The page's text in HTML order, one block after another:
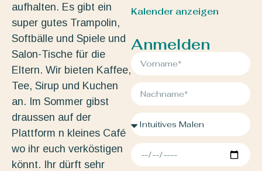
aufhalten. Es gibt ein
super gutes Trampolin,
Softbälle und Spiele und
Salon-Tische für die
Eltern. Wir bieten Kaffee,
Tee, Sirup und Kuchen
an. Im Sommer gibst
draussen auf der
Plattform n kleines Café
wo ihr euch verköstigen
könnt. Ihr dürft sehr
Kalender anzeigen
Anmelden